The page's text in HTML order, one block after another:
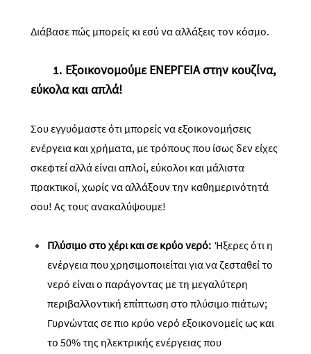
Διάβασε πώς μπορείς κι εσύ να αλλάξεις τον κόσμο.
1. Εξοικονομούμε ΕΝΕΡΓΕΙΑ στην κουζίνα,
εύκολα και απλά!
Σου εγγυόμαστε ότι μπορείς να εξοικονομήσεις
ενέργεια και χρήματα, με τρόπους που ίσως δεν είχες
σκεφτεί αλλά είναι απλοί, εύκολοι και μάλιστα
πρακτικοί, χωρίς να αλλάξουν την καθημερινότητά
σου! Ας τους ανακαλύψουμε!
Πλύσιμοστο χέρι και σε κρύο νερό: Ήξερες ότι η
ενέργεια που χρησιμοποιείται για να ζεσταθεί το
νερό είναι ο παράγοντας με τη μεγαλύτερη
περιβαλλοντική επίπτωση στο πλύσιμο πιάτων;
Γυρνώντας σε πιο κρύο νερό εξοικονομείς ως και
το 50% της ηλεκτρικής ενέργειας που